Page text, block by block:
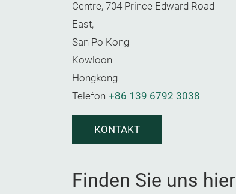
Centre, 704 Prince Edward Road
East,
San Po Kong
Kowloon
Hongkong
Telefon +86 139 6792 3038
KONTAKT
Finden Sie uns hier